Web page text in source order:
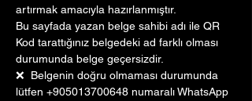
artırmak amacıyla hazırlanmıştır.
Bu sayfada yazan belge sahibi adı ile QR
Kod tarattığınız belgedeki ad farklı olması
durumunda belge geçersizdir.
❌  Belgenin doğru olmaması durumunda
lütfen +905013700648 numaralı WhatsApp